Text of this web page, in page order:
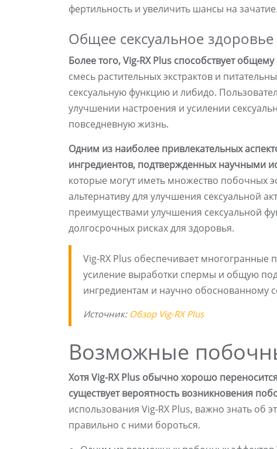
фертильность и увеличить шансы на зачатие.
Общее сексуальное здоровье
Более того, Vig-RX Plus способствует
смесь растительных экстрактов и
сексуальную функцию и либидо.
улучшении настроения и усилении
повседневную жизнь.
Одним из наиболее привлекательных
ингредиентов, подтвержденных научными
которые могут иметь множество побочных
альтернативу для улучшения сексуальной
преимуществами улучшения сексуальной
долгосрочных рисках для здоровья.
Vig-RX Plus обеспечивает
усиление выработки спермы и общую
ингредиентам и научно обоснованному
Источник: Обзор Vig-RX Plus
Возможные
Хотя Vig-RX Plus обычно хорошо
существует вероятность возникновения
использования Vig-RX Plus, важно знать об
правильно с ними бороться.